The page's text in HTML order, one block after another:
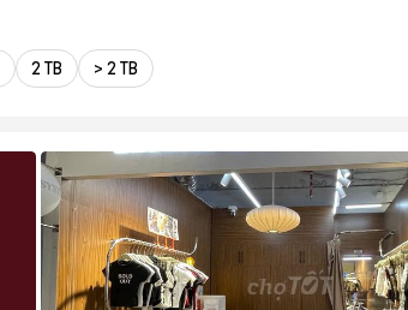
2 TB > 2 TB